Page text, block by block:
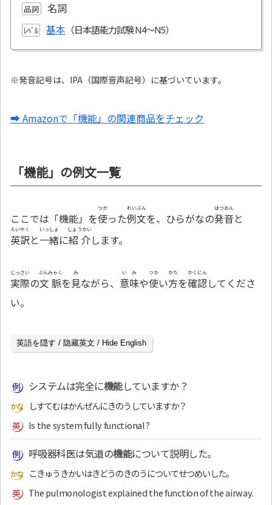
品詞 名詞
ﾚﾍﾞﾙ 基本
※発音記号は、IPA（国際音声記号）に基づいています。
➡ Amazonで「機能」の関連商品をチェック
「機能」の例文一覧
ここでは「機能」を使
つか
った例文
れいぶん
を、ひらがなの発音
はつおん
と
英訳
えいやく
と一緒
いっしょ
に紹介
しょうかい
します。
実際
じっさい
の文脈
ぶんみゃく
を見
み
ながら、 意味
いみ
や使
つか
い方
かた
を確認
かくにん
してくださ
い。
英語を隠す / 隐藏英文 / Hide English
システムは完全に機能していますか？
しすてむはかんぜんにきのうしていますか？
Is the system fully functional?
呼吸器科医は気道の機能について説明した。
こきゅうきかいはきどうのきのうについてせつめいした。
The pulmonologist explained the function of the airway.